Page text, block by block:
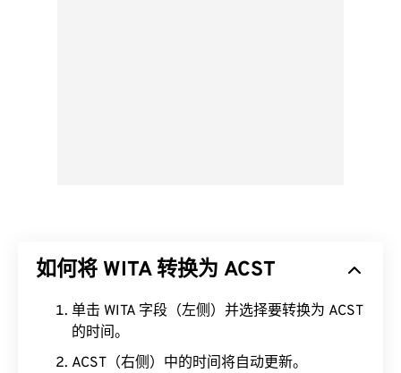
如何将 WITA 转换为 ACST
单击 WITA 字段（左侧）并选择要转换为 ACST
的时间。
ACST（右侧）中的时间将自动更新。